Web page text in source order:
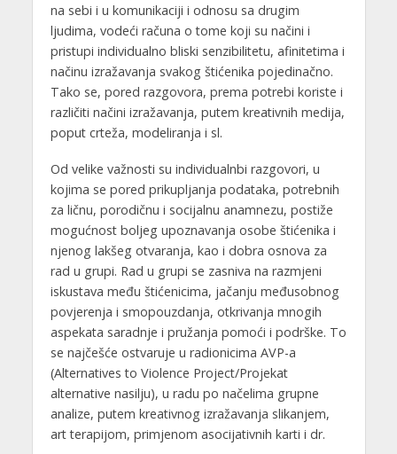
na sebi i u komunikaciji i odnosu sa drugim
ljudima, vodeći računa o tome koji su načini i
pristupi individualno bliski senzibilitetu, afinitetima i
načinu izražavanja svakog štićenika pojedinačno.
Tako se, pored razgovora, prema potrebi koriste i
različiti načini izražavanja, putem kreativnih medija,
poput crteža, modeliranja i sl.
Od velike važnosti su individualnbi razgovori, u
kojima se pored prikupljanja podataka, potrebnih
za ličnu, porodičnu i socijalnu anamnezu, postiže
mogućnost boljeg upoznavanja osobe štićenika i
njenog lakšeg otvaranja, kao i dobra osnova za
rad u grupi. Rad u grupi se zasniva na razmjeni
iskustava među štićenicima, jačanju međusobnog
povjerenja i smopouzdanja, otkrivanja mnogih
aspekata saradnje i pružanja pomoći i podrške. To
se najčešće ostvaruje u radionicima AVP-a
(Alternatives to Violence Project/Projekat
alternative nasilju), u radu po načelima grupne
analize, putem kreativnog izražavanja slikanjem,
art terapijom, primjenom asocijativnih karti i dr.